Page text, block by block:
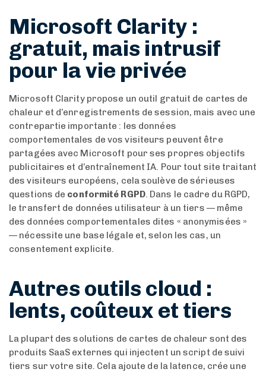
Microsoft Clarity :
gratuit, mais intrusif
pour la vie privée
Microsoft Clarity propose un outil gratuit de cartes de
chaleur et d’enregistrements de session, mais avec une
contrepartie importante : les données
comportementales de vos visiteurs peuvent être
partagées avec Microsoft pour ses propres objectifs
publicitaires et d’entraînement IA. Pour tout site traitant
des visiteurs européens, cela soulève de sérieuses
questions de conformité RGPD. Dans le cadre du RGPD,
le transfert de données utilisateur à un tiers — même
des données comportementales dites « anonymisées »
— nécessite une base légale et, selon les cas, un
consentement explicite.
Autres outils cloud :
lents, coûteux et tiers
La plupart des solutions de cartes de chaleur sont des
produits SaaS externes qui injectent un script de suivi
tiers sur votre site. Cela ajoute de la latence, crée une